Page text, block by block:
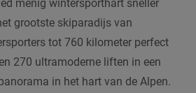
menig wintersporthart sneller
grootste skiparadijs van
tot 760 kilometer perfect
270 ultramoderne liften in een
in het hart van de Alpen.